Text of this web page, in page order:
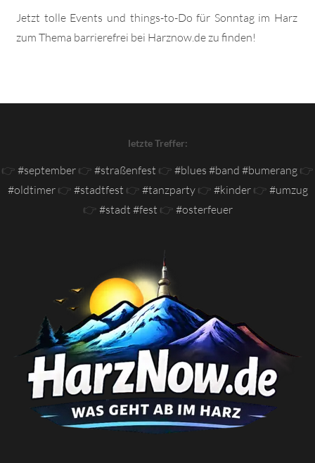
Jetzt tolle Events und things-to-Do für Sonntag im Harz
zum Thema barrierefrei bei Harznow.de zu finden!
letzte Treffer:
👉 #september 👉 #straßenfest 👉 #blues #band #bumerang 👉
#oldtimer👉 #stadtfest 👉 #tanzparty👉 #kinder👉 #umzug
👉 #stadt #fest 👉 #osterfeuer